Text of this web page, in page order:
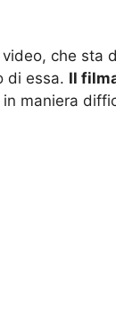
che
di essa. Il
maniera